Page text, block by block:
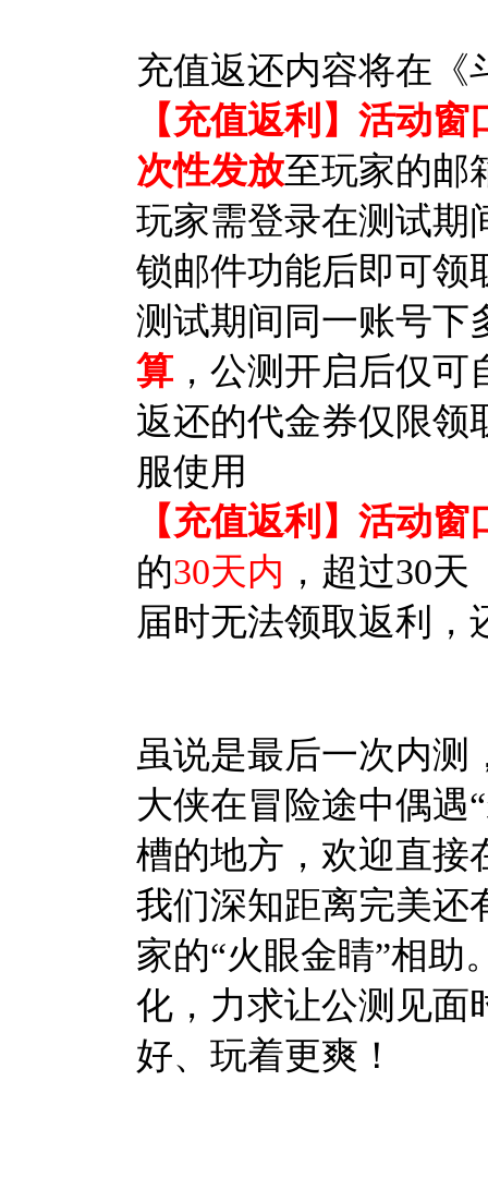
充值返还内容将在《
【充值返利】活动窗
次性发放至玩家的邮
玩家需登录在测试期
锁邮件功能后即可领
测试期间同一账号下
算 ，公测开启后仅
返还的代金券仅限领
服使用
【充值返利】活动窗
的30天内 ，超过30
届时无法领取返利，
虽说是最后一次内测
大侠在冒险途中偶遇
槽的地方，欢迎直接
我们深知距离完美还
家的“火眼金睛”相助
化，力求让公测见面
好、玩着更爽！